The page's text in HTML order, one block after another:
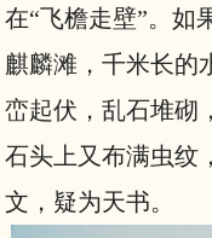
在“飞檐走壁”。如
麒麟滩，千米长的
峦起伏，乱石堆砌
石头上又布满虫纹
文，疑为天书。